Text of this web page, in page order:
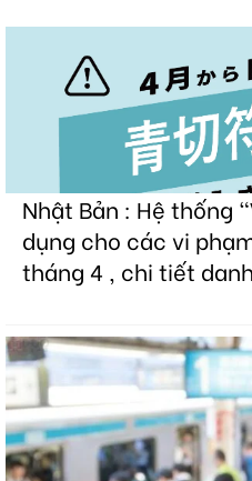
Nhật Bản : Hệ thống
dụng cho các vi
tháng 4 , chi tiết